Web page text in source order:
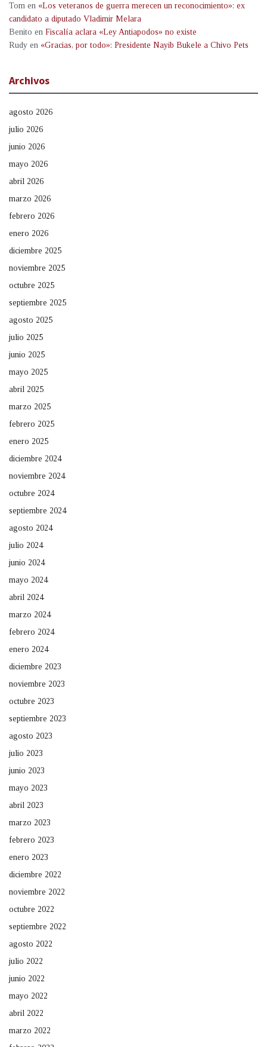
Tom en «Los veteranos de guerra merecen un reconocimiento»: ex
candidato a diputado Vladimir Melara
Benito en Fiscalía aclara «Ley Antiapodos» no existe
Rudy en «Gracias, por todo»: Presidente Nayib Bukele a Chivo Pets
Archivos
agosto 2026
julio 2026
junio 2026
mayo 2026
abril 2026
marzo 2026
febrero 2026
enero 2026
diciembre 2025
noviembre 2025
octubre 2025
septiembre 2025
agosto 2025
julio 2025
junio 2025
mayo 2025
abril 2025
marzo 2025
febrero 2025
enero 2025
diciembre 2024
noviembre 2024
octubre 2024
septiembre 2024
agosto 2024
julio 2024
junio 2024
mayo 2024
abril 2024
marzo 2024
febrero 2024
enero 2024
diciembre 2023
noviembre 2023
octubre 2023
septiembre 2023
agosto 2023
julio 2023
junio 2023
mayo 2023
abril 2023
marzo 2023
febrero 2023
enero 2023
diciembre 2022
noviembre 2022
octubre 2022
septiembre 2022
agosto 2022
julio 2022
junio 2022
mayo 2022
abril 2022
marzo 2022